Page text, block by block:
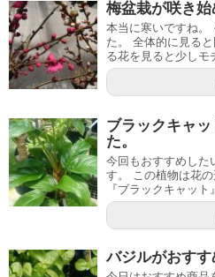
梅盆栽が咲き始
本当に寒いですね。
た。 全体的に見る
る花を見ると少しモ
ブラックキャ
た。
今回もおすすめした
す。 この植物は花の
『ブラックキャッ
バジルがおすす